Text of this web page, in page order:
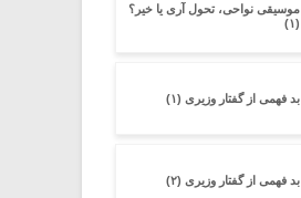
موسیقی نواحی، تحول آری یا خیر؟
(۱)
بد فهمی از گفتار وزیری (۱)
بد فهمی از گفتار وزیری (۲)